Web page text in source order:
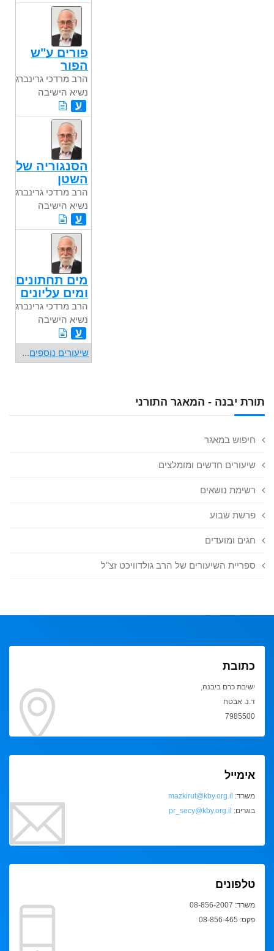
תורת יבנה - המאגר התורני
חיפוש במאגר
שיעורים חדשים ומומלצים
רשימת נושאים
פרשת שבוע
חגים ומועדים
ספריית השיעורים של הרב גולדוויכט זצ"ל
פורים ע"ש
הפור
הרב מרדכי גרינברג
נשיא הישיבה
ע
הסנגוריה של
השטן
הרב מרדכי גרינברג
נשיא הישיבה
ע
מים תחתונים
ומים עליונים
הרב מרדכי גרינברג
נשיא הישיבה
ע
שיעורים נוספים...
כתובת
ישיבת כרם ביבנה,
ד.נ. אבטח
7985500
אימייל
משרד: mazkirut@kby.org.il
בוגרים: pr_secy@kby.org.il
טלפונים
משרד: 08-856-2007
פקס: 08-856-465